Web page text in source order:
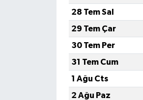
28 Tem Sal
29 Tem Çar
30 Tem Per
31 Tem Cum
1 Ağu Cts
2 Ağu Paz